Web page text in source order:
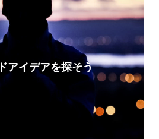
アイデアを探そう